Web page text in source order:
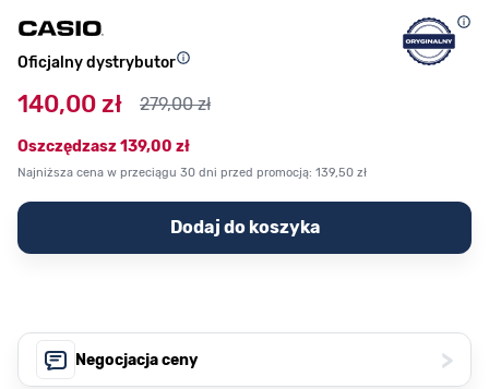
Oficjalny dystrybutor
140,00 zł 279,00 zł
Oszczędzasz139,00 zł
Najniższa cena w przeciągu 30 dni przed promocją: 139,50 zł
Dodaj do koszyka
Negocjacja ceny >